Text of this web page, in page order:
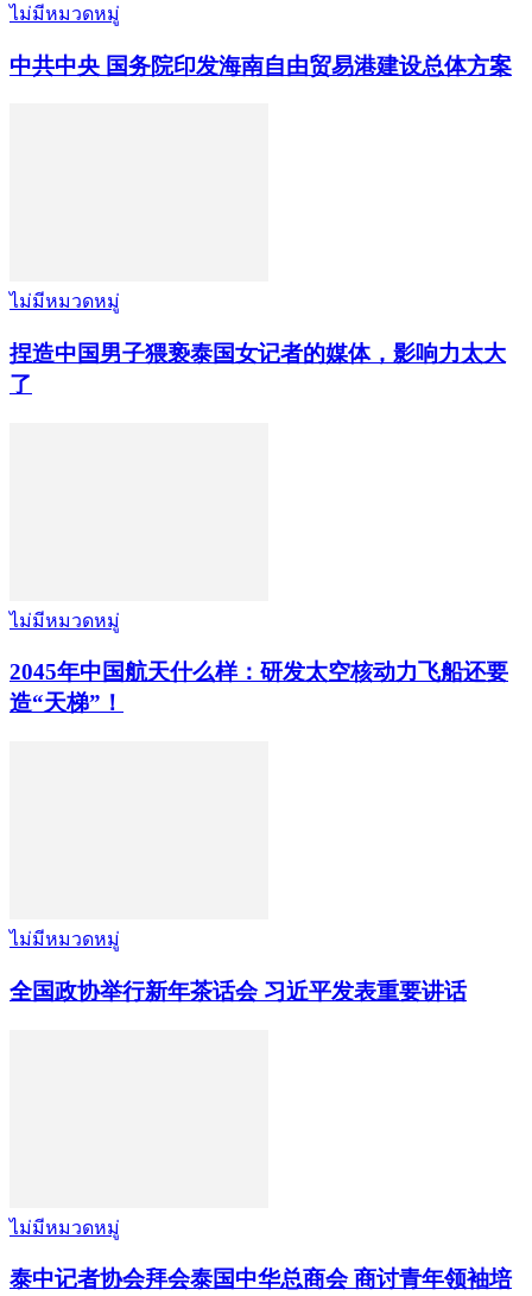
ไม่มีหมวดหมู่
中共中央 国务院印发海南自由贸易港建设总体方案
ไม่มีหมวดหมู่
捏造中国男子猥亵泰国女记者的媒体，影响力太大
了
ไม่มีหมวดหมู่
2045年中国航天什么样：研发太空核动力飞船还要
造“天梯”！
ไม่มีหมวดหมู่
全国政协举行新年茶话会 习近平发表重要讲话
ไม่มีหมวดหมู่
泰中记者协会拜会泰国中华总商会 商讨青年领袖培